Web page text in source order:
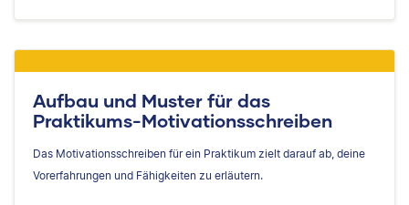
Aufbau und Muster für das
Praktikums-Motivationsschreiben
Das Motivationsschreiben für ein Praktikum zielt darauf ab, deine
Vorerfahrungen und Fähigkeiten zu erläutern.